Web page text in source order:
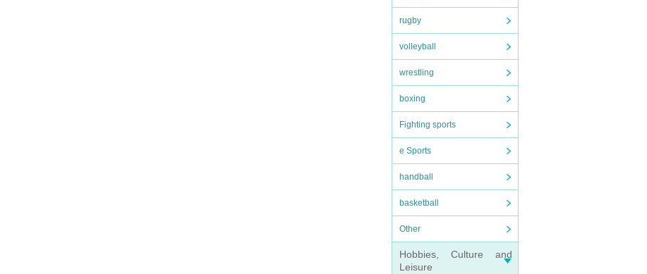
rugby
volleyball
wrestling
boxing
Fighting sports
e Sports
handball
basketball
Other
Hobbies, Culture and
Leisure